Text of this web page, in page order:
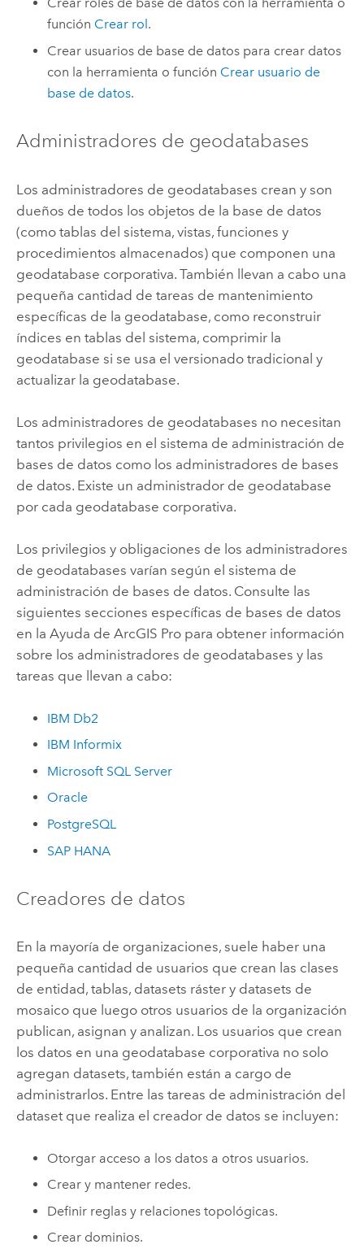
Crear roles de base de datos con la herramienta o
función Crear rol .
Crear usuarios de base de datos para crear datos
con la herramienta o función Crear usuario de
base de datos.
Administradores de geodatabases
Los administradores de geodatabases crean y son
dueños de todos los objetos de la base de datos
(como tablas del sistema, vistas, funciones y
procedimientos almacenados) que componen una
geodatabase corporativa. También llevan a cabo una
pequeña cantidad de tareas de mantenimiento
específicas de la geodatabase, como reconstruir
índices en tablas del sistema, comprimir la
geodatabase si se usa el versionado tradicional y
actualizar la geodatabase.
Los administradores de geodatabases no necesitan
tantos privilegios en el sistema de administración de
bases de datos como los administradores de bases
de datos. Existe un administrador de geodatabase
por cada geodatabase corporativa.
Los privilegios y obligaciones de los administradores
de geodatabases varían según el sistema de
administración de bases de datos. Consulte las
siguientes secciones específicas de bases de datos
en la Ayuda de ArcGIS Propara obtener información
sobre los administradores de geodatabases y las
tareas que llevan a cabo:
IBM Db2
IBM Informix
Microsoft SQL Server
Oracle
PostgreSQL
SAP HANA
Creadores de datos
En la mayoría de organizaciones, suele haber una
pequeña cantidad de usuarios que crean las clases
de entidad, tablas, datasets ráster y datasets de
mosaico que luego otros usuarios de la organización
publican, asignan y analizan. Los usuarios que crean
los datos en una geodatabase corporativa no solo
agregan datasets, también están a cargo de
administrarlos. Entre las tareas de administración del
dataset que realiza el creador de datos se incluyen:
Otorgar acceso a los datos a otros usuarios.
Crear y mantener redes.
Definir reglas y relaciones topológicas.
Crear dominios.